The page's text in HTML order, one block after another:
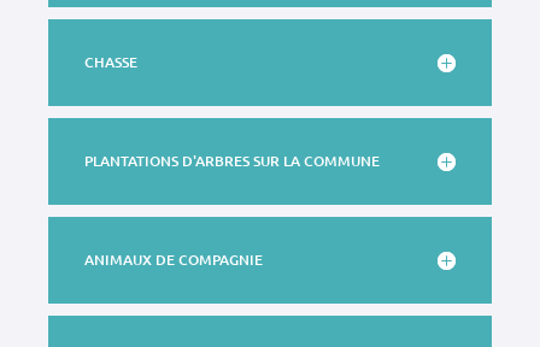
CHASSE
PLANTATIONS D'ARBRES SUR LA COMMUNE
ANIMAUX DE COMPAGNIE